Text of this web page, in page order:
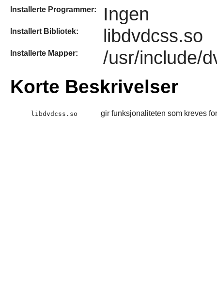
Installerte Programmer: Ingen
Installert Bibliotek: libdvdcss.so
Installerte Mapper: /usr/include/
Korte Beskrivelser
libdvdcss.so gir funksjonaliteten som kreves